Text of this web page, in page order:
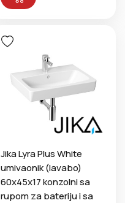
Jika Lyra Plus White
umivaonik (lavabo)
60x45x17 konzolni sa
rupom za bateriju i sa